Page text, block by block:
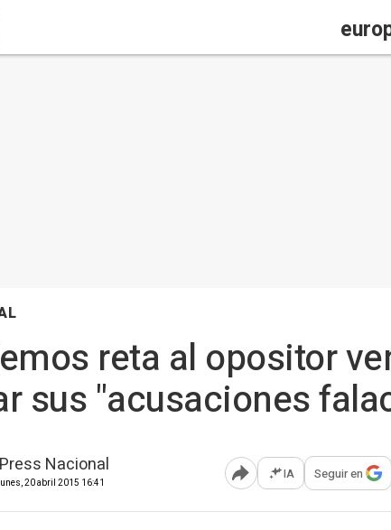
reta al opositor
sus "acusaciones
Nacional
20 abril 2015 16:41 Abrir opciones para compartir
IA Seguir en